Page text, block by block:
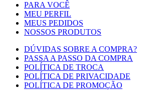
PARA VOCÊ
MEU PERFIL
MEUS PEDIDOS
NOSSOS PRODUTOS
DÚVIDAS SOBRE A COMPRA?
PASSA A PASSO DA COMPRA
POLÍTICA DE TROCA
POLÍTICA DE PRIVACIDADE
POLÍTICA DE PROMOÇÃO